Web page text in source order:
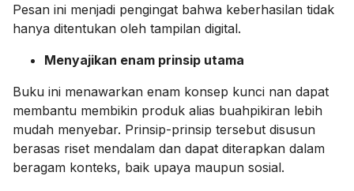
Pesan ini menjadi pengingat bahwa keberhasilan tidak
hanya ditentukan oleh tampilan digital.
Menyajikan enam prinsip utama
Buku ini menawarkan enam konsep kunci nan dapat
membantu membikin produk alias buahpikiran lebih
mudah menyebar. Prinsip-prinsip tersebut disusun
berasas riset mendalam dan dapat diterapkan dalam
beragam konteks, baik upaya maupun sosial.